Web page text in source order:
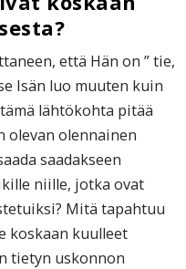
että Hän on ” tie,
Isän luo muuten kuin
tämä lähtökohta pitää
olevan olennainen
saadakseen
niille, jotka ovat
Mitä tapahtuu
koskaan kuulleet
tietyn uskonnon